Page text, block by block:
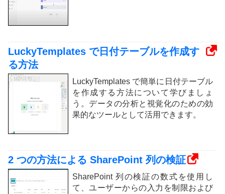
LuckyTemplates で日付テーブルを作成す
る方法
LuckyTemplates で簡単に日付テーブル
を作成する方法について学びましょ
う。データの分析と視覚化のための効
果的なツールとして活用できます。
2 つの方法による SharePoint 列の検証
SharePoint 列の検証の数式を使用し
て、ユーザーからの入力を制限および